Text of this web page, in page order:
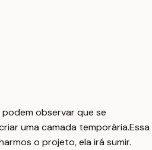
observar que se
uma camada temporária.Essa
o projeto, ela irá sumir.